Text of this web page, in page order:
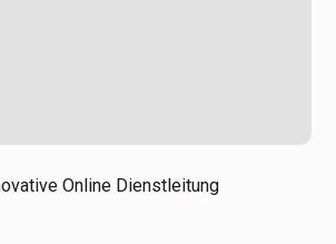
Online Dienstleitung